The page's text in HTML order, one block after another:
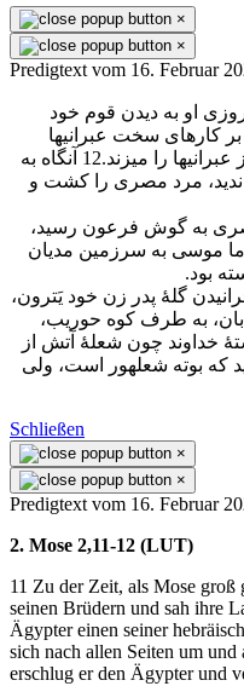
×
×
Predigtext vom 16. Februar
او به ديدن قوم خود
كارهای سخت عبرانیها
دوخته بود، يک مصری را ديد كه يكی از عبرانیها را میزند.12 آنگاه به
مرد مصری را كشت و
به گوش فرعون رسيد،
موسی به سرزمين مديان
بود.
گلهٔ پدر زن خود يَترون،
به طرف كوه حوريب،
ناگهان فرشتهٔ خداوند چون شعلهٔ آتش از
كه بوته شعلهور است، ولی
Schließen
×
×
Predigtext vom 16. Februar
2. Mose 2,11-12 (LUT)
11 Zu der Zeit, als Mose groß
seinen Brüdern und sah ihre
Ägypter einen seiner
sich nach allen Seiten um und
erschlug er den Ägypter und